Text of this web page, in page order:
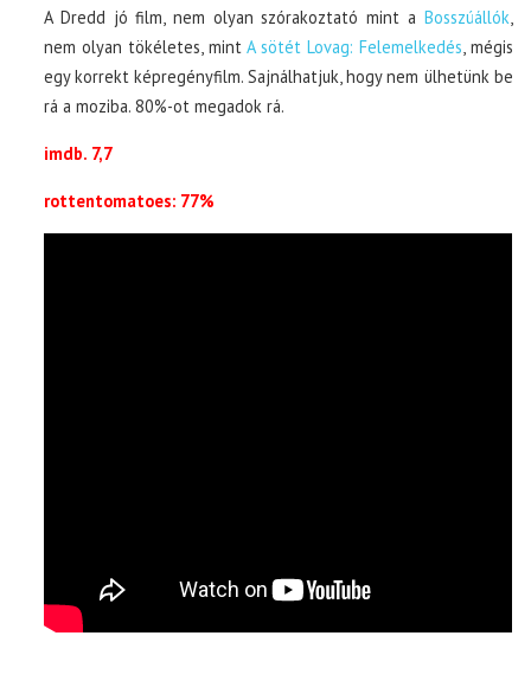
A Dredd jó film, nem olyan szórakoztató mint a Bosszúállók
nem olyan tökéletes, mintA sötét Lovag: Felemelkedés , mégis
egy korrekt képregényfilm. Sajnálhatjuk, hogy nem ülhetünk be
rá a moziba. 80%-ot megadok rá.
imdb. 7,7
rottentomatoes: 77%